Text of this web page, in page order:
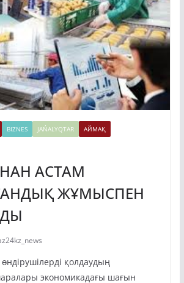
BIZNES JAŃALYQTAR
АЙМАҚ
АСТАМ
ЖҰМЫСПЕН
қолдаудың
экономикадағы шағын